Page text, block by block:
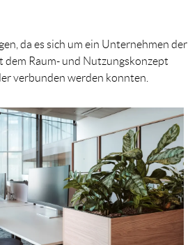
da es sich um ein Unternehmen der
Raum- und Nutzungskonzept
verbunden werden konnten.